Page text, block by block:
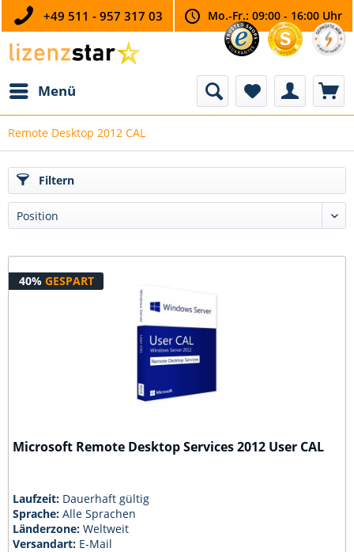
+49 511 - 957 317 03 Mo.-Fr.: 09:00 - 16:00 Uhr
Menü
Remote Desktop 2012 CAL
Filtern
40% GESPART
Microsoft Remote Desktop Services 2012 User CAL
Laufzeit: Dauerhaft gültig
Sprache:Alle Sprachen
Länderzone:Weltweit
Versandart: E-Mail